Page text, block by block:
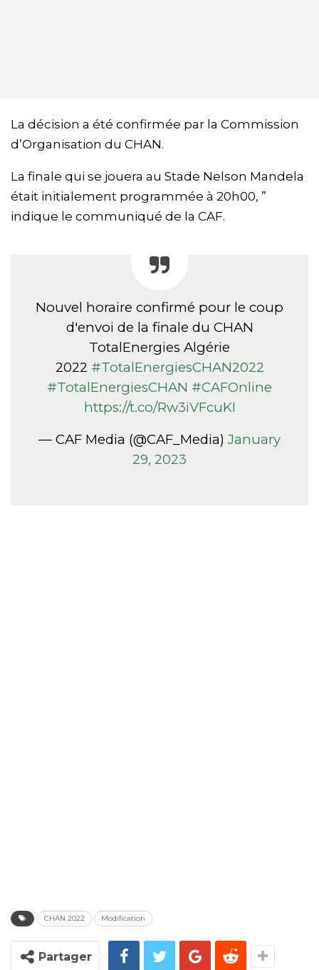
La décision a été confirmée par la Commission
d’Organisation du CHAN.
La finale qui se jouera au Stade Nelson Mandela
était initialement programmée à 20h00, ”
indique le communiqué de la CAF.
Nouvel horaire confirmé pour le coup
d'envoi de la finale du CHAN
TotalEnergies Algérie
2022 #TotalEnergiesCHAN2022
#TotalEnergiesCHAN #CAFOnline
https://t.co/Rw3iVFcuKI
— CAF Media (@CAF_Media) January
29, 2023
CHAN 2022 Modification
Partager